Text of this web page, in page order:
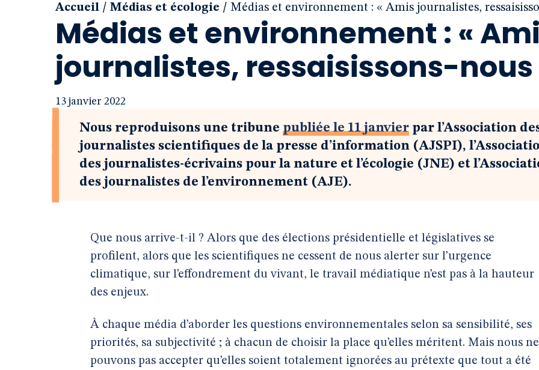
Accueil / Médias et écologie / Médias et environnement : « Amis journalistes,
Médias et environnement : «
journalistes, ressaisissons-nous
13 janvier 2022
Nous reproduisons une tribune publiée le 11 janvier par l’Association
journalistes scientifiques de la presse d’information (AJSPI),
des journalistes-écrivains pour la nature et l’écologie (JNE) et
des journalistes de l’environnement (AJE).
Que nous arrive-t-il ? Alors que des élections présidentielle et législatives se
profilent, alors que les scientifiques ne cessent de nous alerter sur l’urgence
climatique, sur l’effondrement du vivant, le travail médiatique n’est pas à la hauteur
des enjeux.
À chaque média d’aborder les questions environnementales selon sa sensibilité, ses
priorités, sa subjectivité ; à chacun de choisir la place qu’elles méritent. Mais nous ne
pouvons pas accepter qu’elles soient totalement ignorées au prétexte que tout a été